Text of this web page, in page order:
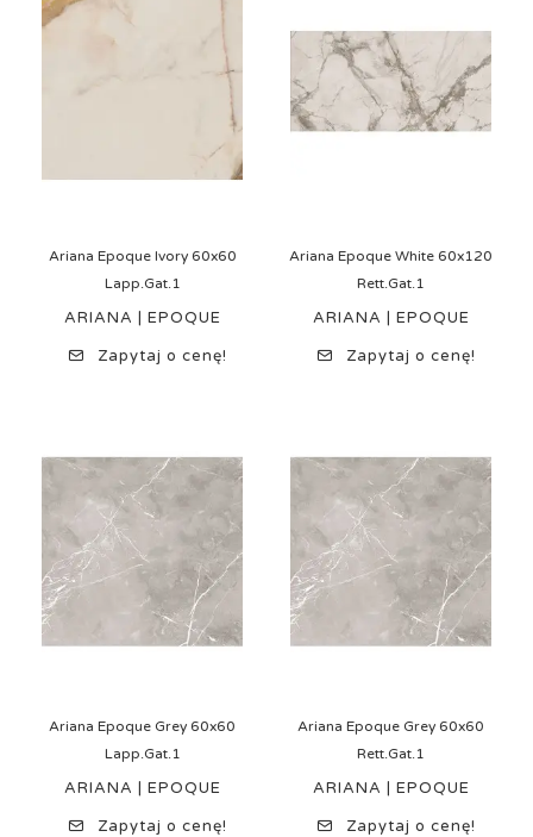
Ariana Epoque Ivory 60x60
Lapp.Gat.1
ARIANA | EPOQUE
Zapytaj o cenę!
Ariana Epoque White 60x120
Rett.Gat.1
ARIANA | EPOQUE
Zapytaj o cenę!
Ariana Epoque Grey 60x60
Lapp.Gat.1
ARIANA | EPOQUE
Zapytaj o cenę!
Ariana Epoque Grey 60x60
Rett.Gat.1
ARIANA | EPOQUE
Zapytaj o cenę!